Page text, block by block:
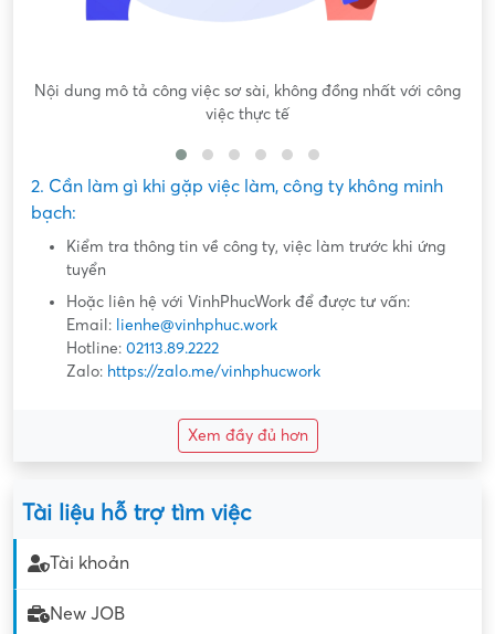
Nội dung mô tả công việc sơ sài, không đồng nhất với công
việc thực tế
2. Cần làm gì khi gặp việc làm, công ty không minh
bạch:
Kiểm tra thông tin về công ty, việc làm trước khi ứng
tuyển
Hoặc liên hệ với VinhPhucWork để được tư vấn:
Email: lienhe@vinhphuc.work
Hotline: 02113.89.2222
Zalo: https://zalo.me/vinhphucwork
Xem đầy đủ hơn
Tài liệu hỗ trợ tìm việc
Tài khoản
New JOB